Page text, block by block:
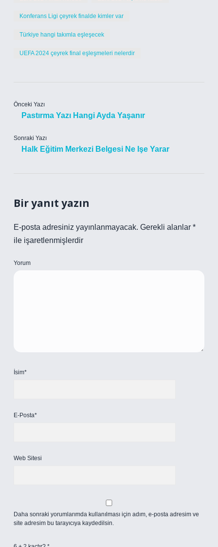
Konferans Ligi çeyrek finalde kimler var
Türkiye hangi takımla eşleşecek
UEFA 2024 çeyrek final eşleşmeleri nelerdir
Önceki Yazı
Pastırma Yazı Hangi Ayda Yaşanır
Sonraki Yazı
Halk Eğitim Merkezi Belgesi Ne Işe Yarar
Bir yanıt yazın
E-posta adresiniz yayınlanmayacak. Gerekli alanlar *
ile işaretlenmişlerdir
Yorum
İsim*
E-Posta*
Web Sitesi
Daha sonraki yorumlarımda kullanılması için adım, e-posta adresim ve
site adresim bu tarayıcıya kaydedilsin.